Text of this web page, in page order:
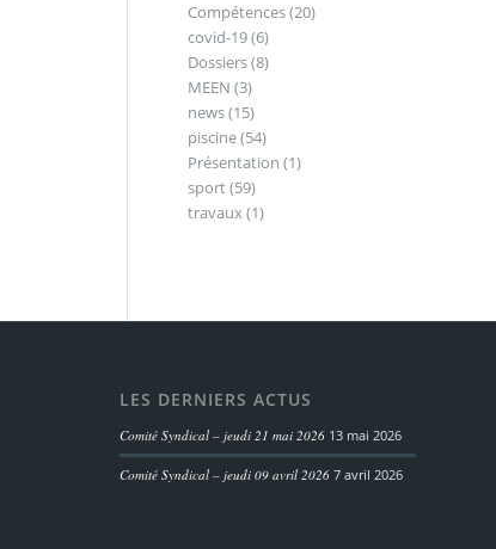
Compétences(20)
covid-19(6)
Dossiers(8)
MEEN (3)
news(15)
piscine(54)
Présentation (1)
sport(59)
travaux(1)
LES DERNIERS ACTUS
Comité Syndical – jeudi 21 mai 2026 13 mai 2026
Comité Syndical – jeudi 09 avril 2026 7 avril 2026